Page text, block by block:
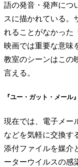
語の発音・発声につ
スに描かれている。
れることがなかった
映画では重要な意味
教室のシーンはこの
言える。
『ユー・ガット・メール』
現在では、電子メー
などを気軽に交換す
添付ファイルを媒介
ーターウイルスの感